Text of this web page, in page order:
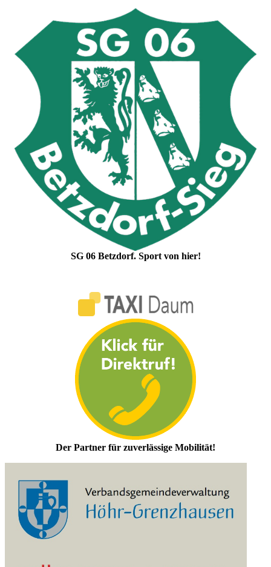
SG 06 Betzdorf. Sport von hier!
Der Partner für zuverlässige Mobilität!